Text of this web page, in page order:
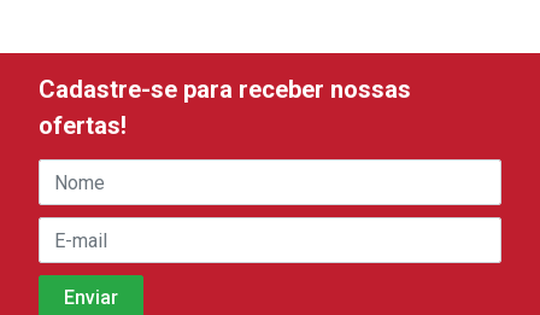
Cadastre-se para receber nossas
ofertas!